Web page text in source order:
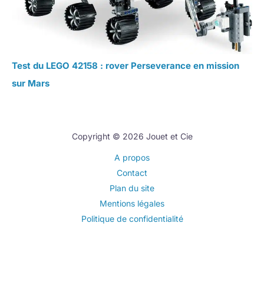
Test du LEGO 42158 : rover Perseverance en mission
sur Mars
Copyright © 2026 Jouet et Cie
A propos
Contact
Plan du site
Mentions légales
Politique de confidentialité